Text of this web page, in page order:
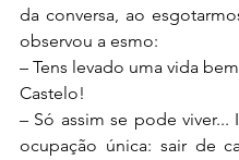
da conversa, ao
observou a esmo:
– Tens levado uma vida
Castelo!
– Só assim se pode viver...
ocupação única: sair de